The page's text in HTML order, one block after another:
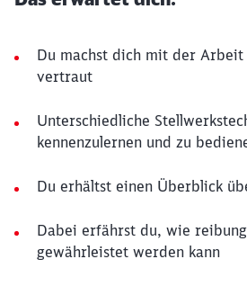
Du machst dich mit der
vertraut
Unterschiedliche
kennenzulernen und zu
Du erhältst einen Überblick
Dabei erfährst du, wie
gewährleistet werden kann